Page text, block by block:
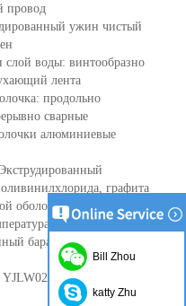
провод
ужин чистый
слой воды: винтообразно
лента
продольно
сварные
алюминиевые
графита
оболочкой.
90℃, 105℃
барабан или согласно
YJLW03, YJLLW02,
Bill Zhou
katty Zhu